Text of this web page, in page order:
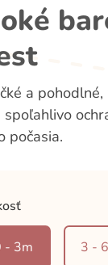
a
spoľahlivo
počasia.
- 3m 3 -